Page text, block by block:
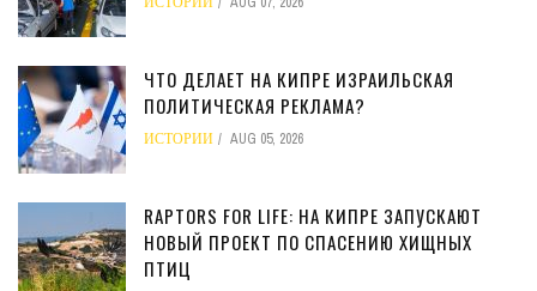
ЧТО ДЕЛАЕТ НА КИПРЕ ИЗРАИЛЬСКАЯ
ПОЛИТИЧЕСКАЯ РЕКЛАМА?
ИСТОРИИ AUG 05, 2026
RAPTORS FOR LIFE: НА КИПРЕ ЗАПУСКАЮТ
НОВЫЙ ПРОЕКТ ПО СПАСЕНИЮ ХИЩНЫХ
ПТИЦ